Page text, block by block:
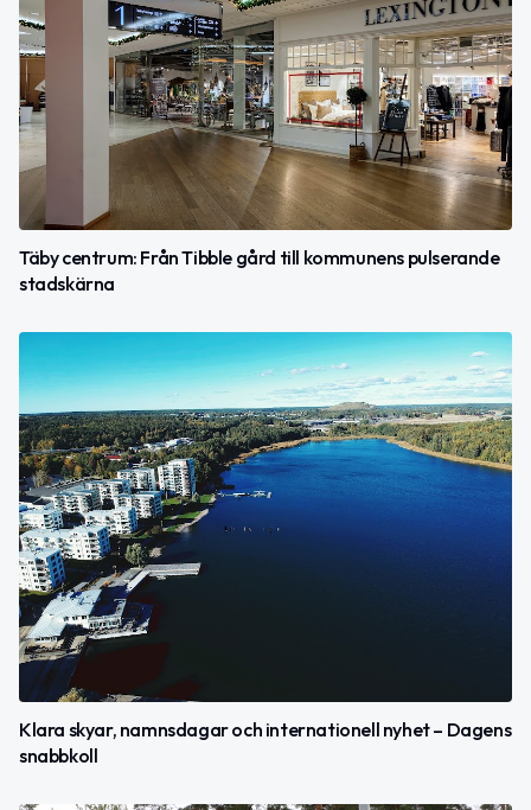
Täby centrum: Från Tibble gård till kommunens pulserande
stadskärna
Klara skyar, namnsdagar och internationell nyhet – Dagens
snabbkoll